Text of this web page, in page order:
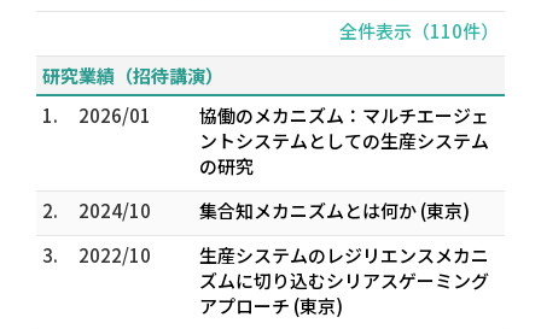
全件表示（110件）
研究業績（招待講演）
1.
2026/01
協働のメカニズム：マルチエージェ
ントシステムとしての生産システム
の研究
2.
2024/10
集合知メカニズムとは何か (東京)
3.
2022/10
生産システムのレジリエンスメカニ
ズムに切り込むシリアスゲーミング
アプローチ (東京)